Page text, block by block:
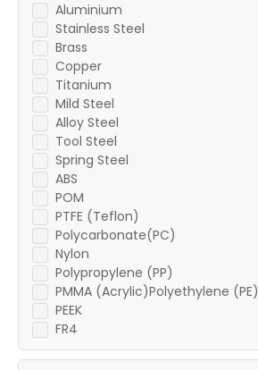
Aluminium
Stainless Steel
Brass
Copper
Titanium
Mild Steel
Alloy Steel
Tool Steel
Spring Steel
ABS
POM
PTFE (Teflon)
Polycarbonate(PC)
Nylon
Polypropylene (PP)
PMMA (Acrylic)Polyethylene (PE)
PEEK
FR4